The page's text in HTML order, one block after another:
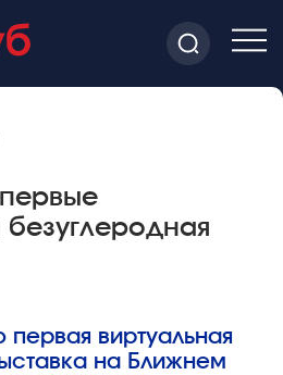
безуглеродная
первая виртуальная
на Ближнем